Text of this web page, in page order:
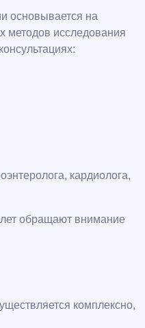
основывается на
методов исследования
кардиолога,
обращают внимание
комплексно,